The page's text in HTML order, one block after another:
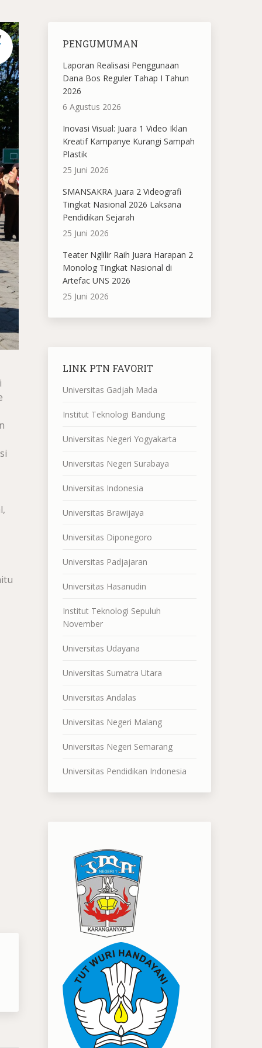
PENGUMUMAN
Laporan Realisasi Penggunaan
Dana Bos Reguler Tahap I Tahun
2026
6 Agustus 2026
Inovasi Visual: Juara 1 Video Iklan
Kreatif Kampanye Kurangi Sampah
Plastik
25 Juni 2026
SMANSAKRA Juara 2 Videografi
Tingkat Nasional 2026 Laksana
Pendidikan Sejarah
25 Juni 2026
Teater Nglilir Raih Juara Harapan 2
Monolog Tingkat Nasional di
Artefac UNS 2026
25 Juni 2026
LINK PTN FAVORIT
Universitas Gadjah Mada
Institut Teknologi Bandung
Universitas Negeri Yogyakarta
Universitas Negeri Surabaya
Universitas Indonesia
Universitas Brawijaya
Universitas Diponegoro
Universitas Padjajaran
Universitas Hasanudin
Institut Teknologi Sepuluh
November
Universitas Udayana
Universitas Sumatra Utara
Universitas Andalas
Universitas Negeri Malang
Universitas Negeri Semarang
Universitas Pendidikan Indonesia